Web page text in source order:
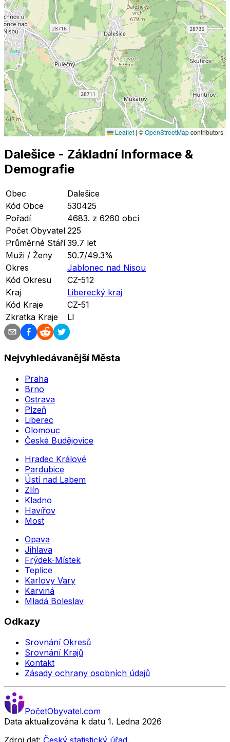
Leaflet | ©OpenStreetMapcontributors
Dalešice - Základní Informace &
Demografie
Obec
Dalešice
Kód Obce
530425
Pořadí
4683. z 6260 obcí
Počet Obyvatel 225
Průměrné Stáří 39.7 let
Muži / Ženy
50.7/49.3%
Okres
Jablonec nad Nisou
Kód Okresu
CZ-512
Kraj
Liberecký kraj
Kód Kraje
CZ-51
Zkratka Kraje
LI
Nejvyhledávanější Města
Praha
Brno
Ostrava
Plzeň
Liberec
Olomouc
České Budějovice
Hradec Králové
Pardubice
Ústí nad Labem
Zlín
Kladno
Havířov
Most
Opava
Jihlava
Frýdek-Místek
Teplice
Karlovy Vary
Karviná
Mladá Boleslav
Odkazy
Srovnání Okresů
Srovnání Krajů
Kontakt
Zásady ochrany osobních údajů
PočetObyvatel.com
Data aktualizována k datu 1. Ledna 2026